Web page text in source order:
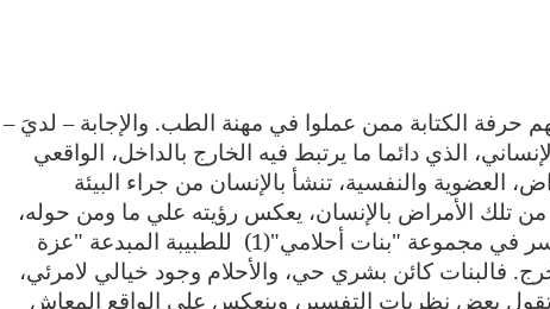
حرفة الكتابة ممن عملوا في مهنة الطب. والإجابة – لديَ –
الذي دائما ما يرتبط فيه الخارج بالداخل، الواقعي
العضوية والنفسية، تنشأ بالإنسان من جراء البيئة
تلك الأمراض بالإنسان، يعكس رؤيته علي ما ومن حوله،
في مجموعة "بنات أحلامي"(1)
للطبيبة المبدعة "عزة
فالبنات كائن بشري حي، والأحلام وجود خيالي لامرئي،
تقول بعض نظريات التفسير، وينعكس علي الواقع المعاش